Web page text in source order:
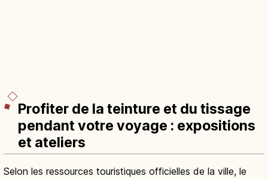
Profiter de la teinture et du tissage
pendant votre voyage : expositions
et ateliers
Selon les ressources touristiques officielles de la ville, le